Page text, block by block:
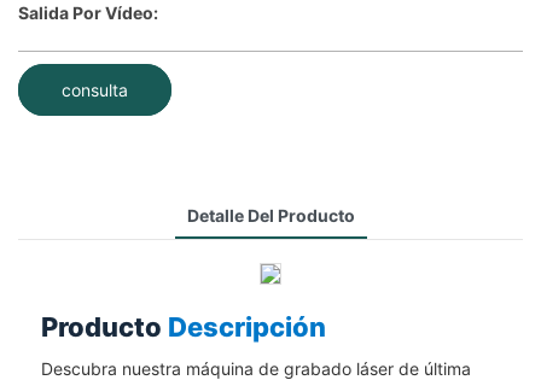
Salida Por Vídeo:
consulta
Detalle Del Producto
Producto Descripción
Descubra nuestra máquina de grabado láser de última